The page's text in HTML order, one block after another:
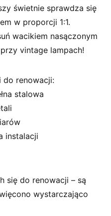
świetnie sprawdza się
w ⁣proporcji​ 1:1.
wacikiem nasączonym
vintage lampach!
do renowacji:
stalowa
instalacji
się do renowacji – są
wystarczająco